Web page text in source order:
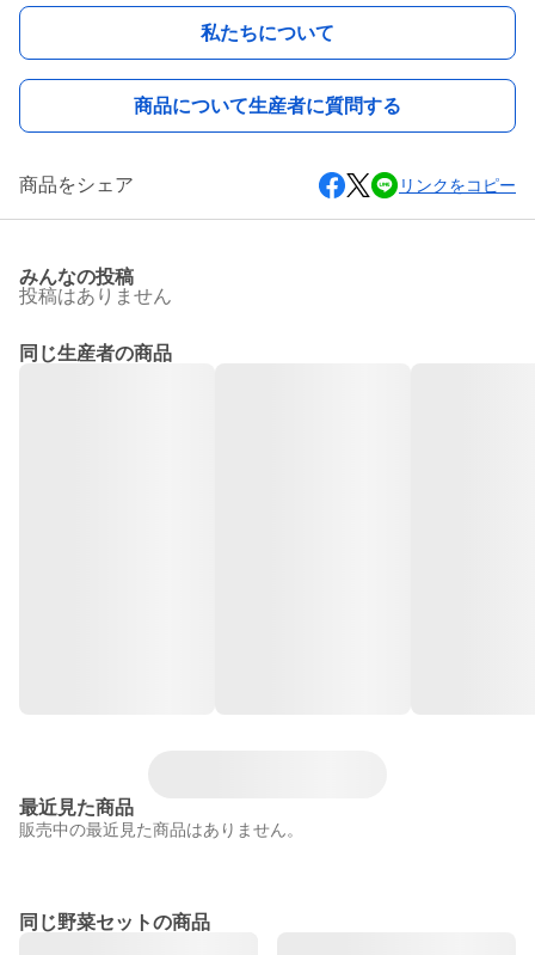
私たちについて
商品について生産者に質問する
商品をシェア リンクをコピー
みんなの投稿
投稿はありません
同じ生産者の商品
最近見た商品
販売中の最近見た商品はありません。
同じ野菜セットの商品